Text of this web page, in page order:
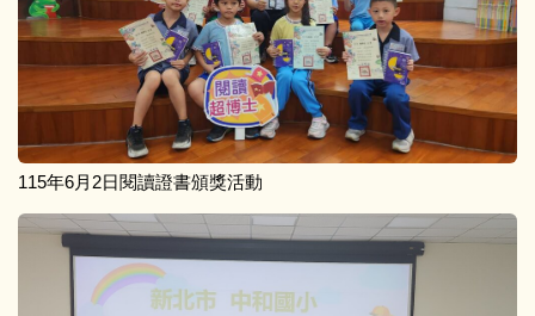
115年6月2日閱讀證書頒獎活動